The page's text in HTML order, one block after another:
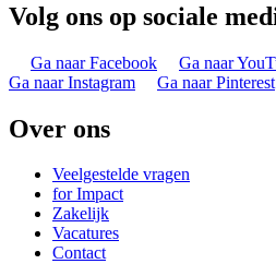
Volg ons op sociale
Ga naar Facebook Ga naar
Ga naar Instagram
Ga naar Pinterest
Over ons
Veelgestelde vragen
for Impact
Zakelijk
Vacatures
Contact